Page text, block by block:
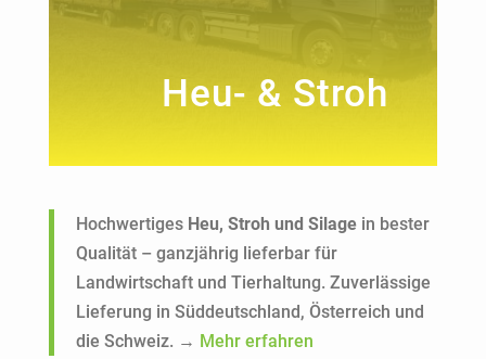
Heu- & Stroh
Hochwertiges Heu, Stroh und Silagein bester
Qualität – ganzjährig lieferbar für
Landwirtschaft und Tierhaltung. Zuverlässige
Lieferung in Süddeutschland, Österreich und
die Schweiz. → Mehr erfahren